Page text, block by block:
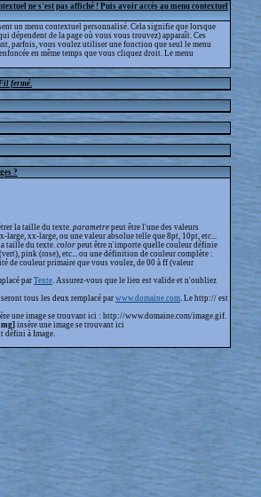
ne s'est pas affiché ! Puis avoir accès au menu contextuel
un menu contextuel personnalisé. Cela signifie que lorsque
dépendent de la page où vous vous trouvez) apparaît. Ces
parfois, vous voulez utiliser une fonction que seul le menu
en même temps que vous cliquez droit. Le menu
Fil fermé
?
la taille du texte. parametre peut être l'une des valeurs
xx-large, ou une valeur absolue telle que 8pt, 10pt, etc...
taille du texte. color peut être n'importe quelle couleur définie
pink (rose), etc... ou une définition de couleur complète :
de couleur primaire que vous voulez, de 00 à ff (valeur
par Texte . Assurez-vous que le lien est valide et n'oubliez
seront tous les deux remplacé par www.domaine.com . Le http:// est
une image se trouvant ici : http://www.domaine.com/image.gif.
insère une image se trouvant ici
à Image.